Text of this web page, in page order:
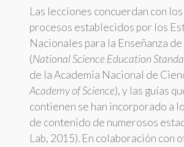
Las lecciones concuerdan con
procesos establecidos por los
Nacionales para la Enseñanza
(National Science Education
de la Academia Nacional de
Academy of Science), y las guías
contienen se han incorporado a
de contenido de numerosos
Lab, 2015). En colaboración con